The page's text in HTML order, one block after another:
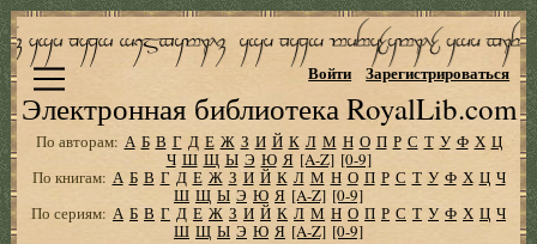
Электронная библиотека RoyalLib.com
Войти Зарегистрироваться
По авторам: А Б В Г Д Е Ж З И Й К Л М Н О П Р С Т У Ф Х Ц
Ч Ш Щ Ы Э Ю Я [A-Z] [0-9]
По книгам: А Б В Г Д Е Ж З И Й К Л М Н О П Р С Т У Ф Х Ц Ч
Ш Щ Ы Э Ю Я [A-Z] [0-9]
По сериям: А Б В Г Д Е Ж З И Й К Л М Н О П Р С Т У Ф Х Ц Ч
Ш Щ Ы Э Ю Я [A-Z] [0-9]